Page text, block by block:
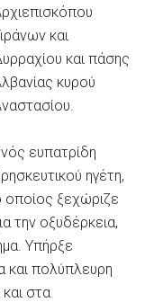
και
και πάσης
κυρού
ευπατρίδη
ηγέτη,
οποίος ξεχώριζε
την οξυδέρκεια,
Υπήρξε
και πολύπλευρη
στα